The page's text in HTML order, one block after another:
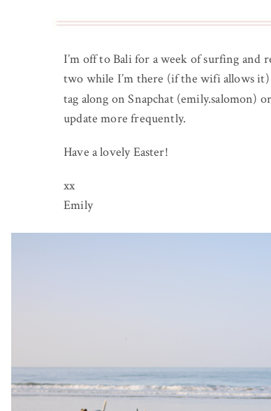
I’m off to Bali for a week of surfing and
two while I’m there (if the wifi allows
tag along on Snapchat (emily.salomon)
update more frequently.
Have a lovely Easter!
xx
Emily